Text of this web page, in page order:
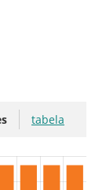
tabela